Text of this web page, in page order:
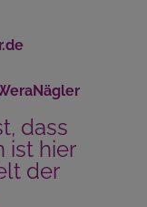
dass
ist hier
der